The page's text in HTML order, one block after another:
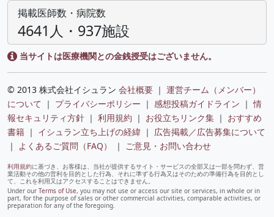
掲載医師数・病院数
4641人・937施設
当サイトは医療機関との金銭授受はございません。
© 2013 株式会社イシュラン 会社概要 ｜ 運営チーム（メンバー）
について ｜ プライバシーポリシー ｜ 感想投稿ガイドライン ｜情
報セキュリティ方針 ｜ 利用規約 ｜ お役立ちリンク集 ｜ おすすめ
書籍 ｜ イシュラン立ち上げの経緯 ｜ 広告掲載／広告募集について
｜ よくあるご質問（FAQ） ｜ ご意見・お問い合わせ
利用規約に基づき、お客様は、当社が提供するサイト・サービスの全部又は一部を問わず、営
業活動その他の営利を目的とした行為、それに準ずる行為又はそのための準備行為を目的とし
て、これを利用又はアクセスすることはできません。
Under our Terms of Use, you may not use or access our site or services, in whole or in
part, for the purpose of sales or other commercial activities, comparable activities, or
preparation for any of the foregoing.